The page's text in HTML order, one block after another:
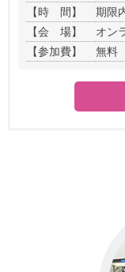
【時 間】
期限
【会 場】
オン
【参加費】
無料